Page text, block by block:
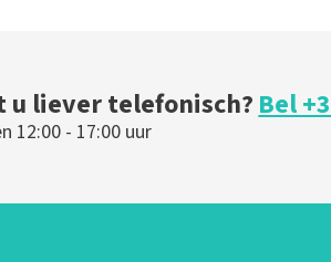
u liever telefonisch?Bel
12:00 - 17:00 uur